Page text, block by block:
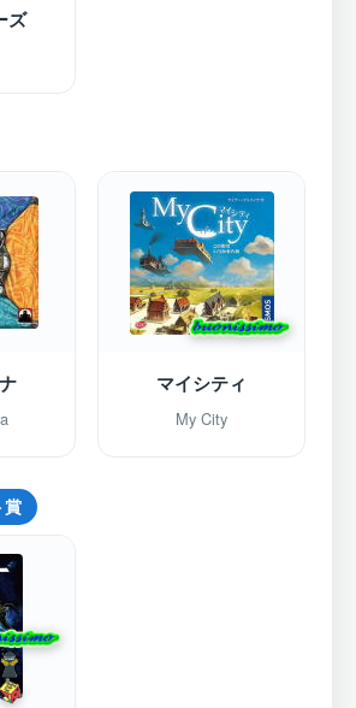
ズ
マイシティ
My City
賞